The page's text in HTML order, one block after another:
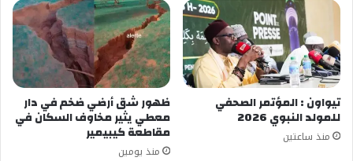
تيواون : المؤتمر الصحفي
للمولد النبوي 2026
منذ ساعتين
ظهور شق أرضي ضخم في دار
معطي يثير مخاوف السكان في
مقاطعة كيبيمير
منذ يومين